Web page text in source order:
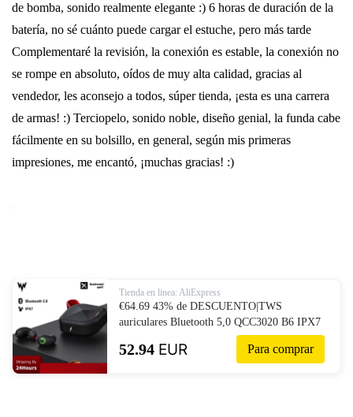
de bomba, sonido realmente elegante :) 6 horas de duración de la
batería, no sé cuánto puede cargar el estuche, pero más tarde
Complementaré la revisión, la conexión es estable, la conexión no
se rompe en absoluto, oídos de muy alta calidad, gracias al
vendedor, les aconsejo a todos, súper tienda, ¡esta es una carrera
de armas! :) Terciopelo, sonido noble, diseño genial, la funda cabe
fácilmente en su bolsillo, en general, según mis primeras
impresiones, me encantó, ¡muchas gracias! :)
Tienda en linea: AliExpress
€64.69 43% de DESCUENTO|TWS
auriculares Bluetooth 5,0 QCC3020 B6 IPX7
bluetooth inalámbrico impermeable
auriculares apoyo Aptx наушники
52.94 EUR Para comprar